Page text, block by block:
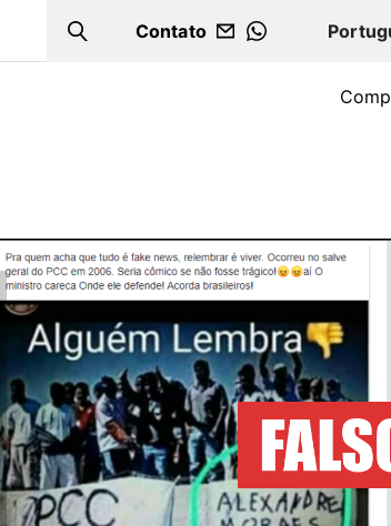
Search
Contato
WHATSAPP